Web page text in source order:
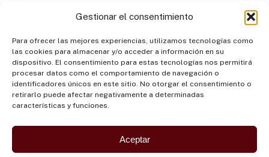
Gestionar el consentimiento
Para ofrecer las mejores experiencias, utilizamos tecnologías como
las cookies para almacenar y/o acceder a información en su
dispositivo. El consentimiento para estas tecnologías nos permitirá
procesar datos como el comportamiento de navegación o
identificadores únicos en este sitio. No otorgar el consentimiento o
retirarlo puede afectar negativamente a determinadas
características y funciones.
Aceptar
Economía Sostenible
Bosques y Biodiversidad
Institucionalidad
Participación
Pueblos Indígenas